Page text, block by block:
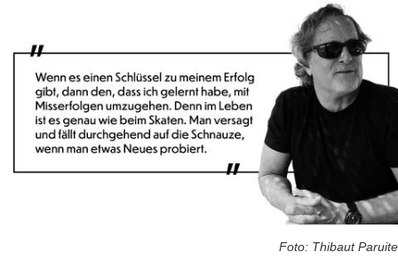
Foto: Thibaut Paruite